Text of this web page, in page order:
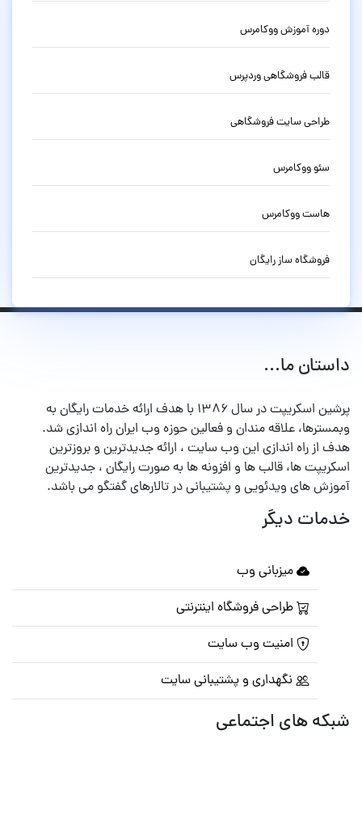
دوره آموزش ووکامرس
قالب فروشگاهی وردپرس
طراحی سایت فروشگاهی
سئو ووکامرس
هاست ووکامرس
فروشگاه ساز رایگان
داستان ما...
پرشین اسکریپت در سال ۱۳۸۶ با هدف ارائه خدمات رایگان به
وبمسترها، علاقه مندان و فعالین حوزه وب ایران راه اندازی شد.
هدف از راه اندازی این وب سایت ، ارائه جدیدترین و بروزترین
اسکریپت ها، قالب ها و افزونه ها به صورت رایگان ، جدیدترین
آموزش های ویدئویی و پشتیبانی در تالارهای گفتگو می باشد.
خدمات دیگر
میزبانی وب
طراحی فروشگاه اینترنتی
امنیت وب سایت
نگهداری و پشتیبانی سایت
شبکه های اجتماعی